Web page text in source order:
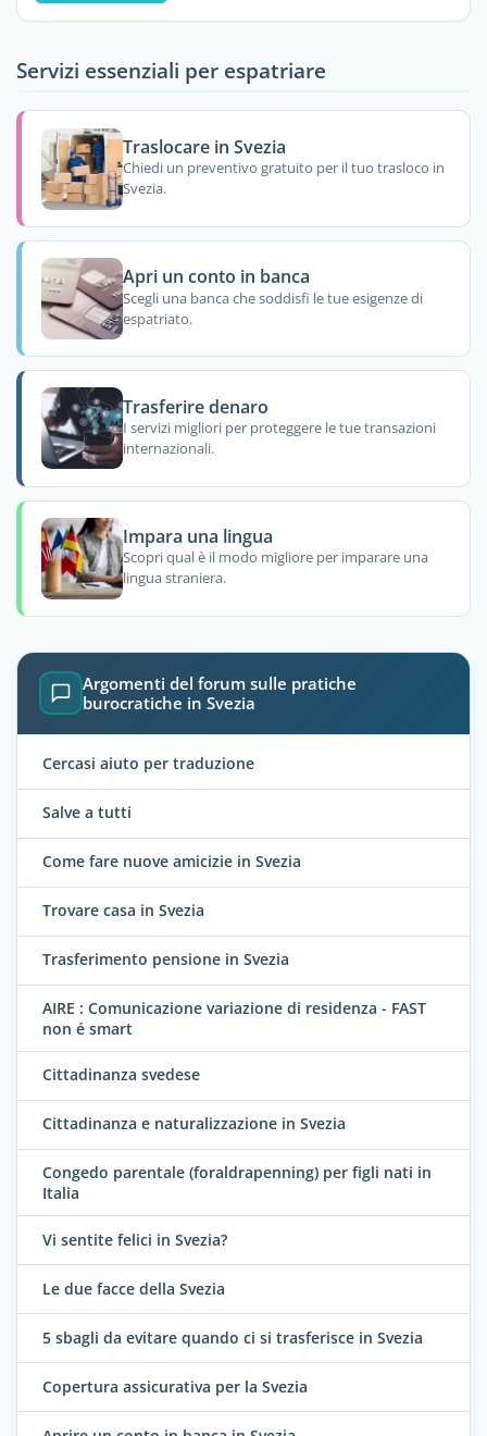
Servizi essenziali per espatriare
Traslocare in Svezia
Chiedi un preventivo gratuito per il tuo trasloco in
Svezia.
Apri un conto in banca
Scegli una banca che soddisfi le tue esigenze di
espatriato.
Trasferire denaro
I servizi migliori per proteggere le tue transazioni
internazionali.
Impara una lingua
Scopri qual è il modo migliore per imparare una
lingua straniera.
Argomenti del forum sulle pratiche
burocratiche in Svezia
Cercasi aiuto per traduzione
Salve a tutti
Come fare nuove amicizie in Svezia
Trovare casa in Svezia
Trasferimento pensione in Svezia
AIRE : Comunicazione variazione di residenza - FAST
non é smart
Cittadinanza svedese
Cittadinanza e naturalizzazione in Svezia
Congedo parentale (foraldrapenning) per figli nati in
Italia
Vi sentite felici in Svezia?
Le due facce della Svezia
5 sbagli da evitare quando ci si trasferisce in Svezia
Copertura assicurativa per la Svezia